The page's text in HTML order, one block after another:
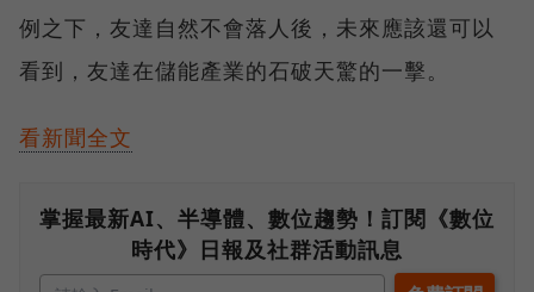
例之下，友達自然不會落人後，未來應該還可以
看到，友達在儲能產業的石破天驚的一擊。
看新聞全文
掌握最新AI、半導體、數位趨勢！訂閱《數位
時代》日報及社群活動訊息